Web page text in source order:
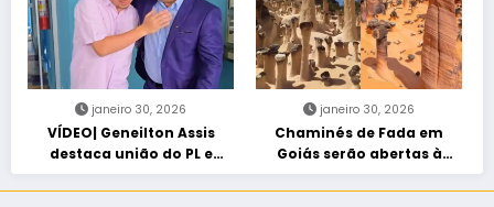
janeiro 30, 2026
VÍDEO| Geneilton Assis
destaca união do PL e
consolidação de apoio a
Maycon Tombini em Jataí
janeiro 30, 2026
Chaminés de Fada em
Goiás serão abertas à
visitação controlada